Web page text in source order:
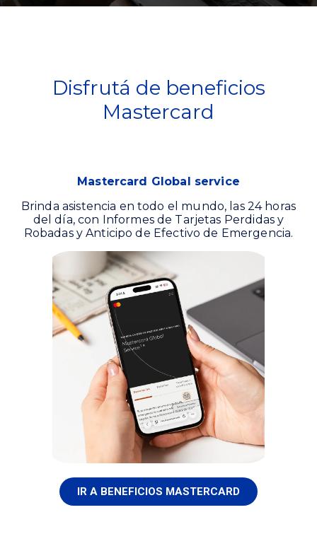
Disfrutá de beneficios
Mastercard
Mastercard Global service
Brinda asistencia en todo el mundo, las 24 horas
del día, con Informes de Tarjetas Perdidas y
Robadas y Anticipo de Efectivo de Emergencia.‎‎
IR A BENEFICIOS MASTERCARD